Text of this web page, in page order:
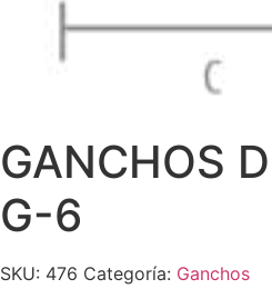
GANCHOS
G-6
SKU: 476 Categoría: Ganchos